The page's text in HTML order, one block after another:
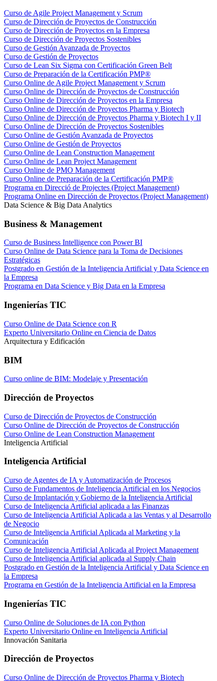
Curso de Agile Project Management y Scrum
Curso de Dirección de Proyectos de Construcción
Curso de Dirección de Proyectos en la Empresa
Curso de Dirección de Proyectos Sostenibles
Curso de Gestión Avanzada de Proyectos
Curso de Gestión de Proyectos
Curso de Lean Six Sigma con Certificación Green Belt
Curso de Preparación de la Certificación PMP®
Curso Online de Agile Project Management y Scrum
Curso Online de Dirección de Proyectos de Construcción
Curso Online de Dirección de Proyectos en la Empresa
Curso Online de Dirección de Proyectos Pharma y Biotech
Curso Online de Dirección de Proyectos Pharma y Biotech I y II
Curso Online de Dirección de Proyectos Sostenibles
Curso Online de Gestión Avanzada de Proyectos
Curso Online de Gestión de Proyectos
Curso Online de Lean Construction Management
Curso Online de Lean Project Management
Curso Online de PMO Management
Curso Online de Preparación de la Certificación PMP®
Programa en Direcció de Projectes (Project Management)
Programa Online en Dirección de Proyectos (Project Management)
Data Science & Big Data Analytics
Business & Management
Curso de Business Intelligence con Power BI
Curso Online de Data Science para la Toma de Decisiones
Estratégicas
Postgrado en Gestión de la Inteligencia Artificial y Data Science en
la Empresa
Programa en Data Science y Big Data en la Empresa
Ingenierías TIC
Curso Online de Data Science con R
Experto Universitario Online en Ciencia de Datos
Arquitectura y Edificación
BIM
Curso online de BIM: Modelaje y Presentación
Dirección de Proyectos
Curso de Dirección de Proyectos de Construcción
Curso Online de Dirección de Proyectos de Construcción
Curso Online de Lean Construction Management
Inteligencia Artificial
Inteligencia Artificial
Curso de Agentes de IA y Automatización de Procesos
Curso de Fundamentos de Inteligencia Artificial en los Negocios
Curso de Implantación y Gobierno de la Inteligencia Artificial
Curso de Inteligencia Artificial aplicada a las Finanzas
Curso de Inteligencia Artificial Aplicada a las Ventas y al Desarrollo
de Negocio
Curso de Inteligencia Artificial Aplicada al Marketing y la
Comunicación
Curso de Inteligencia Artificial Aplicada al Project Management
Curso de Inteligencia Artificial aplicada al Supply Chain
Postgrado en Gestión de la Inteligencia Artificial y Data Science en
la Empresa
Programa en Gestión de la Inteligencia Artificial en la Empresa
Ingenierías TIC
Curso Online de Soluciones de IA con Python
Experto Universitario Online en Inteligencia Artificial
Innovación Sanitaria
Dirección de Proyectos
Curso Online de Dirección de Proyectos Pharma y Biotech